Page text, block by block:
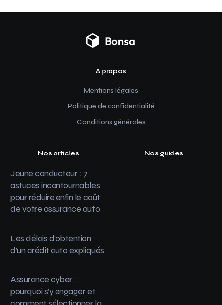
A propos
Mentions légales
Politique de confidentialité
Conditions générales
Nos articles
Jeune conducteur : 7
astuces incontournables
pour réduire enfin le coût
de votre assurance auto
Les délais d’obtention
d’un crédit auto expliqués
Assurance cyber :
pourquoi s’y engager et
Nos guides